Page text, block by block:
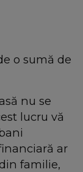
o sumă de
nu se
lucru vă
ar
familie,